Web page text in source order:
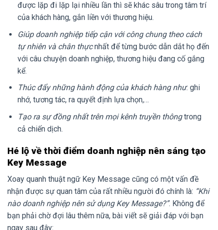
được lặp đi lặp lại nhiều lần thì sẽ khác sâu trong tâm trí
của khách hàng, gắn liền với thương hiệu.
Giúp doanh nghiệp tiếp cận với công chung theo cách
tự nhiên và chân thựcnhất để từng bước dẫn dắt họ đến
với câu chuyện doanh nghiệp, thương hiệu đang cố gắng
kể.
Thúc đẩy những hành động của khách hàng như: ghi
nhớ, tương tác, ra quyết định lựa chọn,…
Tạo ra sự đồng nhất trên mọi kênh truyền thôngtrong
cả chiến dịch.
Hé lộ về thời điểm doanh nghiệp nên sáng tạo
Key Message
Xoay quanh thuật ngữ Key Message cũng có một vấn đề
nhận được sự quan tâm của rất nhiều người đó chính là: “Khi
nào doanh nghiệp nên sử dụng Key Message?”. Không để
bạn phải chờ đợi lâu thêm nữa, bài viết sẽ giải đáp với bạn
ngay sau đây: